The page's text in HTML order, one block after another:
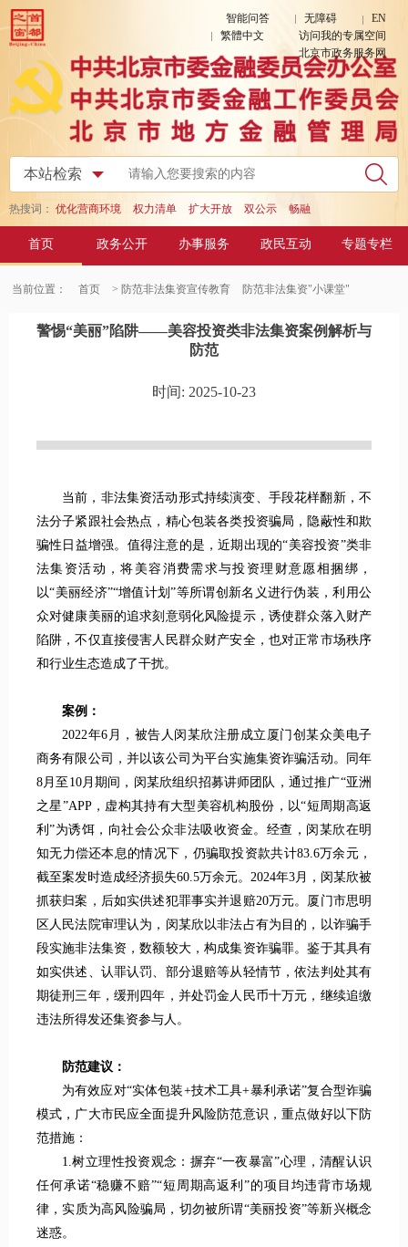
智能问答 无障碍
EN
繁體中文
访问我的专属空间
北京市政务服务网
热搜词： 优化营商环境 权力清单 扩大开放 双公示 畅融
首页 政务公开 办事服务 政民互动 专题专栏
当前位置： 首页 > 防范非法集资宣传教育 防范非法集资"小课堂"
警惕“美丽”陷阱——美容投资类非法集资案例解析与
防范
时间: 2025-10-23
当前，非法集资活动形式持续演变、手段花样翻新，不
法分子紧跟社会热点，精心包装各类投资骗局，隐蔽性和欺
骗性日益增强。值得注意的是，近期出现的“美容投资”类非
法集资活动，将美容消费需求与投资理财意愿相捆绑，
以“美丽经济”“增值计划”等所谓创新名义进行伪装，利用公
众对健康美丽的追求刻意弱化风险提示，诱使群众落入财产
陷阱，不仅直接侵害人民群众财产安全，也对正常市场秩序
和行业生态造成了干扰。
案例：
2022年6月，被告人闵某欣注册成立厦门创某众美电子
商务有限公司，并以该公司为平台实施集资诈骗活动。同年
8月至10月期间，闵某欣组织招募讲师团队，通过推广“亚洲
之星”APP，虚构其持有大型美容机构股份，以“短周期高返
利”为诱饵，向社会公众非法吸收资金。经查，闵某欣在明
知无力偿还本息的情况下，仍骗取投资款共计83.6万余元，
截至案发时造成经济损失60.5万余元。2024年3月，闵某欣被
抓获归案，后如实供述犯罪事实并退赔20万元。厦门市思明
区人民法院审理认为，闵某欣以非法占有为目的，以诈骗手
段实施非法集资，数额较大，构成集资诈骗罪。鉴于其具有
如实供述、认罪认罚、部分退赔等从轻情节，依法判处其有
期徒刑三年，缓刑四年，并处罚金人民币十万元，继续追缴
违法所得发还集资参与人。
防范建议：
为有效应对“实体包装+技术工具+暴利承诺”复合型诈骗
模式，广大市民应全面提升风险防范意识，重点做好以下防
范措施：
1.树立理性投资观念：摒弃“一夜暴富”心理，清醒认识
任何承诺“稳赚不赔”“短周期高返利”的项目均违背市场规
律，实质为高风险骗局，切勿被所谓“美丽投资”等新兴概念
迷惑。